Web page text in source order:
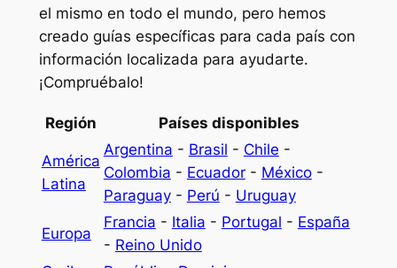
el mismo en todo el mundo, pero hemos
creado guías específicas para cada país con
información localizada para ayudarte.
¡Compruébalo!
Región Países disponibles
América
Latina
Argentina - Brasil - Chile -
Colombia - Ecuador- México-
Paraguay- Perú - Uruguay
Europa
Francia - Italia - Portugal - España
- Reino Unido